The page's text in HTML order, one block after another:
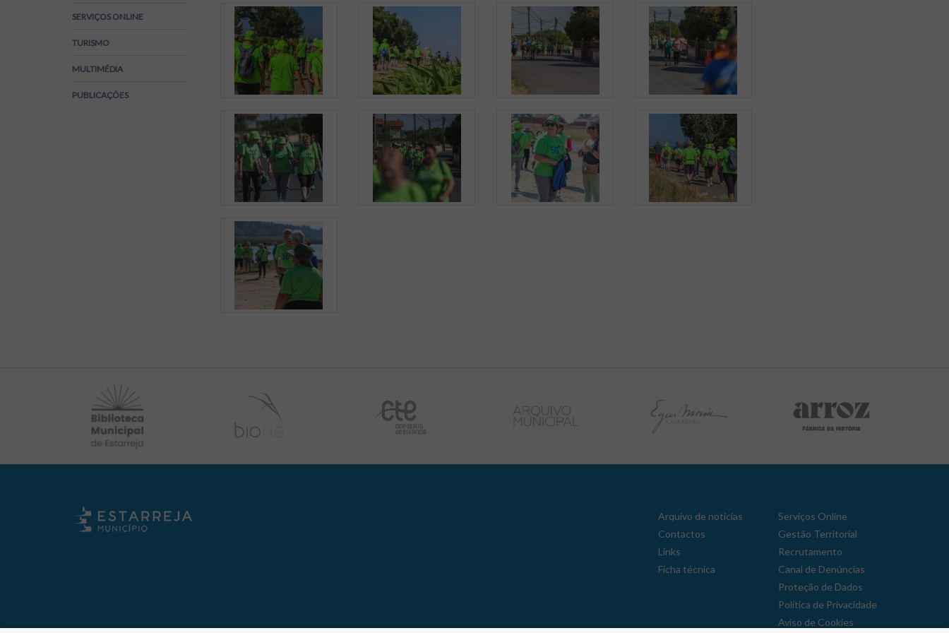
Aplicação Sentir Estarreja
Museu Fábrica da História – Arroz
SERVIÇOS ONLINE
TURISMO
MULTIMÉDIA
PUBLICAÇÕES
Arquivo de notícias
Contactos
Links
Ficha técnica
Serviços Online
Gestão Territorial
Recrutamento
Canal de Denúncias
Proteção de Dados
Política de Privacidade
Aviso de Cookies